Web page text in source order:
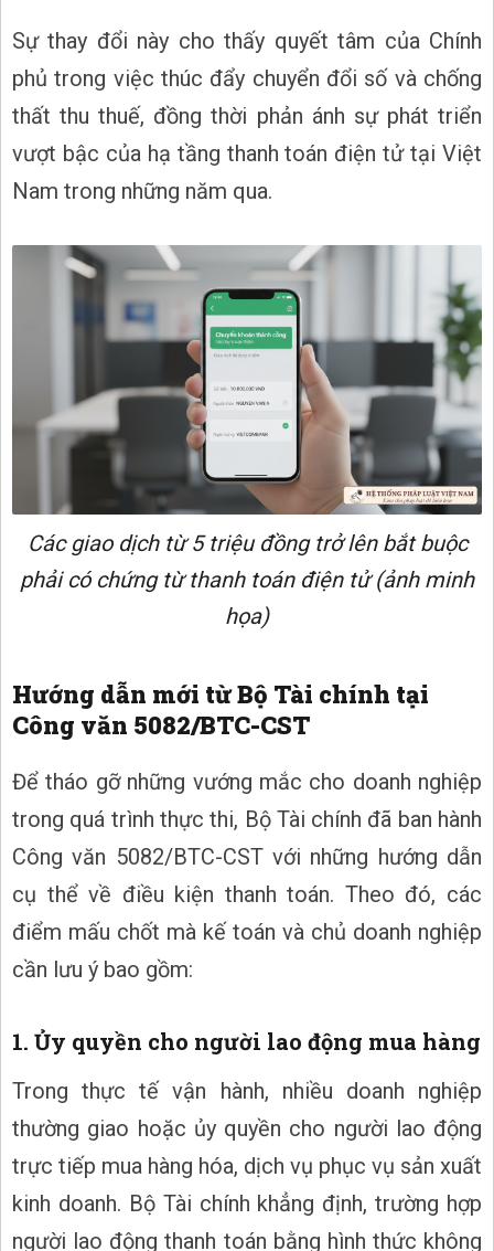
Sự thay đổi này cho thấy quyết tâm của Chính
phủ trong việc thúc đẩy chuyển đổi số và chống
thất thu thuế, đồng thời phản ánh sự phát triển
vượt bậc của hạ tầng thanh toán điện tử tại Việt
Nam trong những năm qua.
Các giao dịch từ 5 triệu đồng trở lên bắt buộc
phải có chứng từ thanh toán điện tử (ảnh minh
họa)
Hướng dẫn mới từ Bộ Tài chính tại
Công văn 5082/BTC-CST
Để tháo gỡ những vướng mắc cho doanh nghiệp
trong quá trình thực thi, Bộ Tài chính đã ban hành
Công văn 5082/BTC-CST với những hướng dẫn
cụ thể về điều kiện thanh toán. Theo đó, các
điểm mấu chốt mà kế toán và chủ doanh nghiệp
cần lưu ý bao gồm:
1. Ủy quyền cho người lao động mua hàng
Trong thực tế vận hành, nhiều doanh nghiệp
thường giao hoặc ủy quyền cho người lao động
trực tiếp mua hàng hóa, dịch vụ phục vụ sản xuất
kinh doanh. Bộ Tài chính khẳng định, trường hợp
người lao động thanh toán bằng hình thức không